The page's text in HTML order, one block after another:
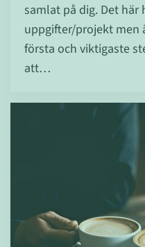
samlat på dig. Det här
uppgifter/projekt men
första och viktigaste
att…